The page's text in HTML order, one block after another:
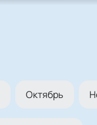
Октябрь